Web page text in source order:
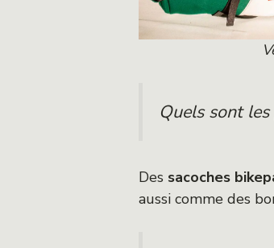
Quels sont
Des sacoches
aussi comme des